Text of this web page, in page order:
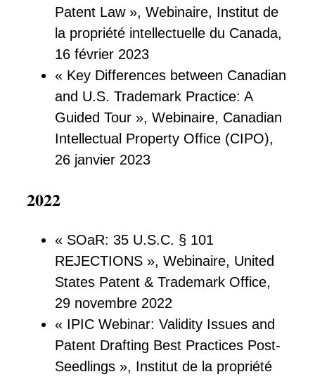
Patent Law », Webinaire, Institut de
la propriété intellectuelle du Canada,
16 février 2023
« Key Differences between Canadian
and U.S. Trademark Practice: A
Guided Tour », Webinaire, Canadian
Intellectual Property Office (CIPO),
26 janvier 2023
2022
« SOaR: 35 U.S.C. § 101
REJECTIONS », Webinaire, United
States Patent & Trademark Office,
29 novembre 2022
« IPIC Webinar: Validity Issues and
Patent Drafting Best Practices Post-
Seedlings », Institut de la propriété